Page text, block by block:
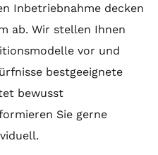
Inbetriebnahme decken
ab. Wir stellen Ihnen
vor und
bestgeeignete
bewusst
Sie gerne